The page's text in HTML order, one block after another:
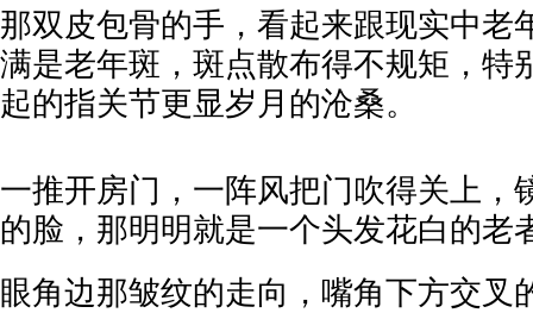
那双皮包骨的手，看起来跟现实中老
满是老年斑，斑点散布得不规矩，特
起的指关节更显岁月的沧桑。
一推开房门，一阵风把门吹得关上，
的脸，那明明就是一个头发花白的老
眼角边那皱纹的走向，嘴角下方交叉